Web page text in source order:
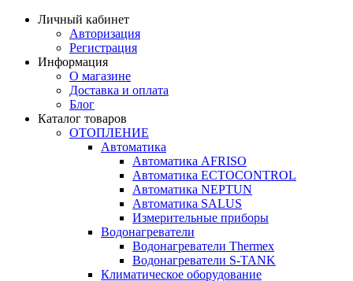
Личный кабинет
Авторизация
Регистрация
Информация
О магазине
Доставка и оплата
Блог
Каталог товаров
ОТОПЛЕНИЕ
Автоматика
Автоматика AFRISO
Автоматика ECTOCONTROL
Автоматика NEPTUN
Автоматика SALUS
Измерительные приборы
Водонагреватели
Водонагреватели Thermex
Водонагреватели S-TANK
Климатическое оборудование